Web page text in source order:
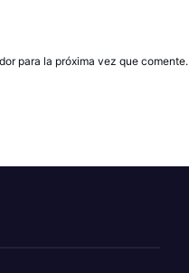
para la próxima vez que comente.